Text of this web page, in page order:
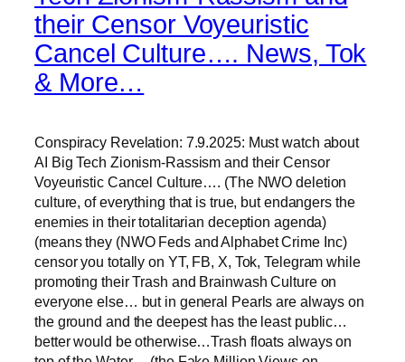
their Censor Voyeuristic
Cancel Culture…. News, Tok
& More…
Conspiracy Revelation: 7.9.2025: Must watch about
AI Big Tech Zionism-Rassism and their Censor
Voyeuristic Cancel Culture…. (The NWO deletion
culture, of everything that is true, but endangers the
enemies in their totalitarian deception agenda)
(means they (NWO Feds and Alphabet Crime Inc)
censor you totally on YT, FB, X, Tok, Telegram while
promoting their Trash and Brainwash Culture on
everyone else… but in general Pearls are always on
the ground and the deepest has the least public…
better would be otherwise…Trash floats always on